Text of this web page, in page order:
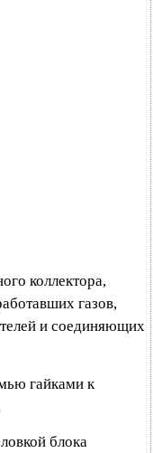
коллектора,
газов,
и соединяющих
гайками к
блока